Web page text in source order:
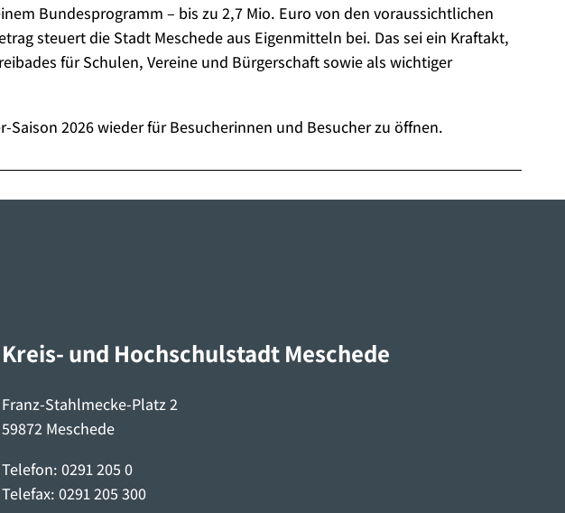
Bundesprogramm – bis zu 2,7 Mio. Euro von den voraussichtlichen
steuert die Stadt Meschede aus Eigenmitteln bei. Das sei ein Kraftakt,
für Schulen, Vereine und Bürgerschaft sowie als wichtiger
2026 wieder für Besucherinnen und Besucher zu öffnen.
Kreis- und Hochschulstadt Meschede
Franz-Stahlmecke-Platz 2
59872 Meschede
Telefon: 0291 205 0
Telefax: 0291 205 300